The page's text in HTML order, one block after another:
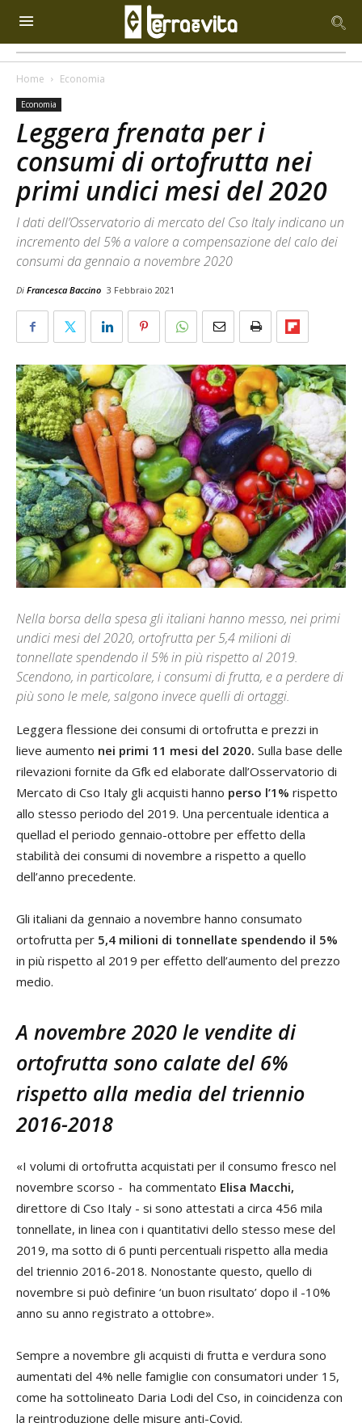
Home Economia
Economia
Leggera frenata per i
consumi di ortofrutta nei
primi undici mesi del 2020
I dati dell’Osservatorio di mercato del Cso Italy indicano un
incremento del 5% a valore a compensazione del calo dei
consumi da gennaio a novembre 2020
Di Francesca Baccino 3 Febbraio 2021
Nella borsa della spesa gli italiani hanno messo, nei primi
undici mesi del 2020, ortofrutta per 5,4 milioni di
tonnellate spendendo il 5% in più rispetto al 2019.
Scendono, in particolare, i consumi di frutta, e a perdere di
più sono le mele, salgono invece quelli di ortaggi.
Leggera flessione dei consumi di ortofrutta e prezzi in
lieve aumento nei primi 11 mesi del 2020. Sulla base delle
rilevazioni fornite da Gfk ed elaborate dall’Osservatorio di
Mercato di Cso Italy gli acquisti hanno perso l’1% rispetto
allo stesso periodo del 2019. Una percentuale identica a
quellad el periodo gennaio-ottobre per effetto della
stabilità dei consumi di novembre a rispetto a quello
dell’anno precedente.
Gli italiani da gennaio a novembre hanno consumato
ortofrutta per 5,4 milioni di tonnellate spendendo il 5%
in più rispetto al 2019 per effetto dell’aumento del prezzo
medio.
A novembre 2020 le vendite di
ortofrutta sono calate del 6%
rispetto alla media del triennio
2016-2018
«I volumi di ortofrutta acquistati per il consumo fresco nel
novembre scorso - ha commentato Elisa Macchi,
direttore di Cso Italy - si sono attestati a circa 456 mila
tonnellate, in linea con i quantitativi dello stesso mese del
2019, ma sotto di 6 punti percentuali rispetto alla media
del triennio 2016-2018. Nonostante questo, quello di
novembre si può definire ‘un buon risultato’ dopo il -10%
anno su anno registrato a ottobre».
Sempre a novembre gli acquisti di frutta e verdura sono
aumentati del 4% nelle famiglie con consumatori under 15,
come ha sottolineato Daria Lodi del Cso, in coincidenza con
la reintroduzione delle misure anti-Covid.